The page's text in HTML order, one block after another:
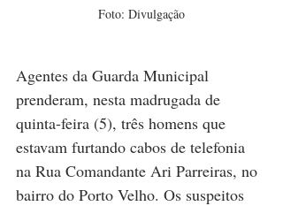
Foto: Divulgação
Agentes da Guarda Municipal
prenderam, nesta madrugada de
quinta-feira (5), três homens que
estavam furtando cabos de telefonia
na Rua Comandante Ari Parreiras, no
bairro do Porto Velho. Os suspeitos